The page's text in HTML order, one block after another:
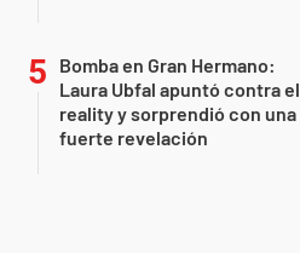
Bomba en Gran Hermano:
Laura Ubfal apuntó contra el
reality y sorprendió con una
fuerte revelación